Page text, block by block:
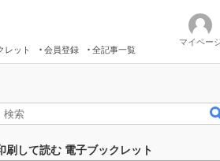
レット 会員登録 全記事一覧
マイペー
刷して読む 電子ブックレット